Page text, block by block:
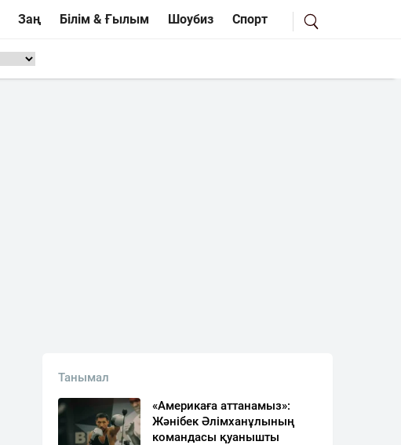
Заң Білім & Ғылым Шоубиз Спорт
Танымал
«Америкаға аттанамыз»:
Жәнібек Әлімханұлының
командасы қуанышты